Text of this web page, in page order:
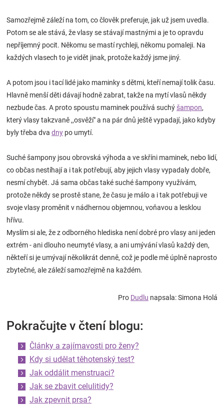
Hračkářství
Přihlášení
Samozřejmě záleží na tom, co člověk preferuje, jak už jsem uvedla.
Potom se ale stává, že vlasy se stávají mastnými a je to opravdu
nepříjemný pocit. Někomu se mastí rychleji, někomu pomaleji. Na
každých vlasech to je vidět jinak, protože každý jsme jiný.
A potom jsou i tací lidé jako maminky s dětmi, kteří nemají tolik času.
Hlavně menší děti dávají hodně zabrat, takže na mytí vlasů někdy
nezbude čas. A proto spoustu maminek používá suchý šampon,
který vlasy takzvaně ,,osvěží" a na pár dnů ještě vypadají, jako kdyby
byly třeba dva dny po umytí.
Suché šampony jsou obrovská výhoda a ve skříni maminek, nebo lidí,
co občas nestíhají a i tak potřebují, aby jejich vlasy vypadaly dobře,
nesmí chybět. Já sama občas také suché šampony využívám,
protože někdy se prostě stane, že času je málo a i tak potřebuji ve
svoje vlasy proměnit v nádhernou objemnou, voňavou a lesklou
hřívu.
Myslím si ale, že z odborného hlediska není dobré pro vlasy ani jeden
extrém - ani dlouho neumyté vlasy, a ani umývání vlasů každý den,
někteří si je umývají několikrát denně, což je podle mě úplně naprosto
zbytečné, ale záleží samozřejmě na každém.
Pro Dudlu napsala: Simona Holá
Pokračujte v čtení blogu:
Články a zajímavosti pro ženy?
Kdy si udělat těhotenský test?
Jak oddálit menstruaci?
Jak se zbavit celulitidy?
Jak zpevnit prsa?